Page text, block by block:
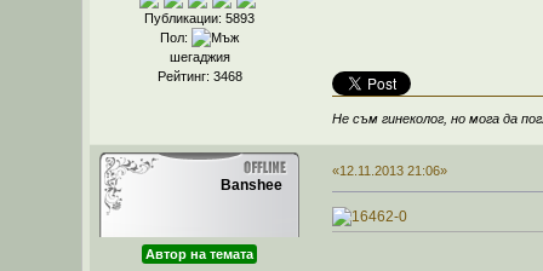
Публикации: 5893
Пол:
шегаджия
Рейтинг: 3468
Не съм гинеколог, но мога да
Banshee
Автор на темата
«12.11.2013 21:06»